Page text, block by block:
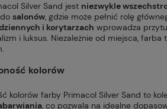
Silver Sand jest niezwykle
salonów, gdzie może pełnić rolę
i korytarzach wprowadza
i luksus. Niezależnie od miejsca, farba
kolorów
kolorów farby Primacol Silver Sand to
, co pozwala na idealne